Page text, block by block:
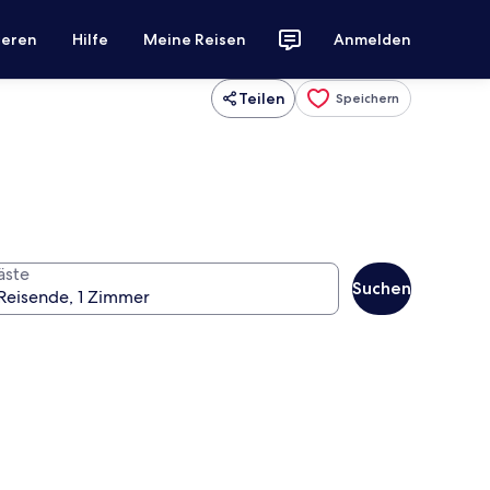
Hilfe Meine Reisen Anmelden
Teilen Speichern
Suchen